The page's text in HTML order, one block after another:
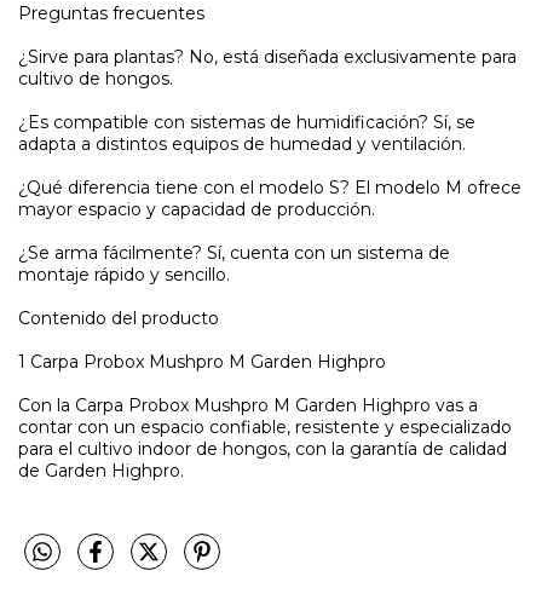
Preguntas frecuentes
¿Sirve para plantas? No, está diseñada exclusivamente para
cultivo de hongos.
¿Es compatible con sistemas de humidificación? Sí, se
adapta a distintos equipos de humedad y ventilación.
¿Qué diferencia tiene con el modelo S? El modelo M ofrece
mayor espacio y capacidad de producción.
¿Se arma fácilmente? Sí, cuenta con un sistema de
montaje rápido y sencillo.
Contenido del producto
1 Carpa Probox Mushpro M Garden Highpro
Con la Carpa Probox Mushpro M Garden Highpro vas a
contar con un espacio confiable, resistente y especializado
para el cultivo indoor de hongos, con la garantía de calidad
de Garden Highpro.